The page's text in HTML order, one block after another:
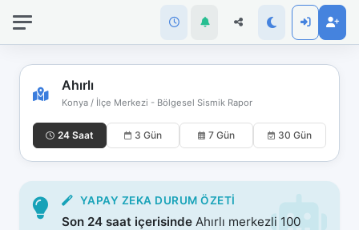
Ahırlı
Konya / İlçe Merkezi - Bölgesel Sismik Rapor
24 Saat 3 Gün 7 Gün 30 Gün
YAPAY ZEKA DURUM ÖZETI
Son 24 saat içerisinde Ahırlı merkezli 100
bağlantınız
koptu!
moddasınız.